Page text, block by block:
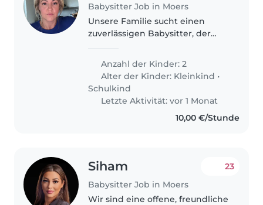
Babysitter Job in Moers
Unsere Familie sucht einen
zuverlässigen Babysitter, der
kümmern kann - einen
Kleinkind und einen
Grundschüler. Unsere Kinder
sind freundlich, spielerisch..
Anzahl der Kinder: 2
Alter der Kinder: Kleinkind •
Schulkind
Letzte Aktivität: vor 1 Monat
10,00 €/Stunde
Siham
Babysitter Job in Moers
23
Wir sind eine offene, freundliche